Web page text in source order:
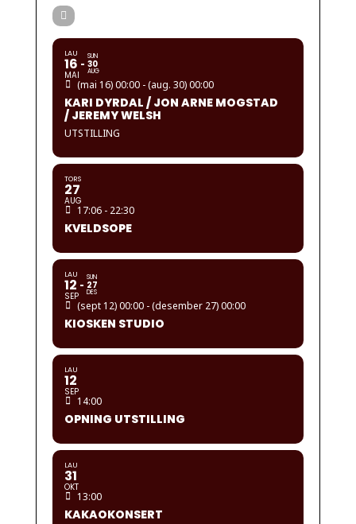
LAU
16
MAI
SUN
30
AUG
(mai 16) 00:00 - (aug. 30) 00:00
KARI DYRDAL / JON ARNE MOGSTAD
/ JEREMY WELSH
UTSTILLING
TORS
27
AUG
17:06 - 22:30
KVELDSOPE
LAU
12
SEP
SUN
27
DES
(sept 12) 00:00 - (desember 27) 00:00
KIOSKEN STUDIO
LAU
12
SEP
14:00
OPNING UTSTILLING
LAU
31
OKT
13:00
KAKAOKONSERT